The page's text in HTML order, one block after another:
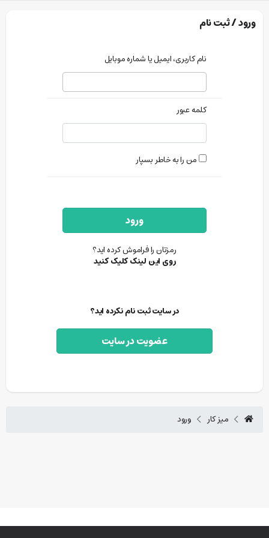
ورود / ثبت نام
نام کاربری، ایمیل یا شماره موبایل
کلمه عبور
من را به خاطر بسپار
ورود
رمزتان را فراموش کرده اید؟
روی این لینک کلیک کنید
در سایت ثبت نام نکرده اید؟
عضویت در سایت
میز کار ورود